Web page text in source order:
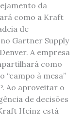
da
como a Kraft
de
Gartner Supply
A empresa
como
“campo à mesa”
Ao aproveitar o
de decisões
Heinz está